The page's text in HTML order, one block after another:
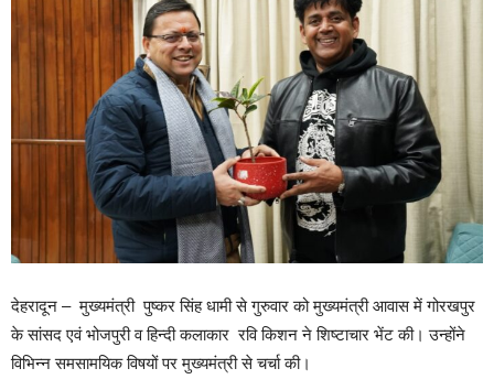
देहरादून – मुख्यमंत्री पुष्कर सिंह धामी से गुरुवार को मुख्यमंत्री आवास में गोरखपुर
के सांसद एवं भोजपुरी व हिन्दी कलाकार रवि किशन ने शिष्टाचार भेंट की। उन्होंने
विभिन्न समसामयिक विषयों पर मुख्यमंत्री से चर्चा की।